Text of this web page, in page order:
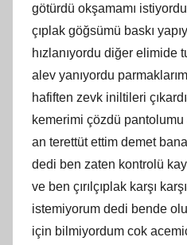
götürdü okşamamı
çıplak göğsümü baskı
hızlanıyordu diğer elimide
alev yanıyordu
hafiften zevk iniltileri
kemerimi çözdü pantolumu
an terettüt ettim demet
dedi ben zaten kontrolü
ve ben çırılçıplak karşı
istemiyorum dedi bende
için bilmiyordum cok